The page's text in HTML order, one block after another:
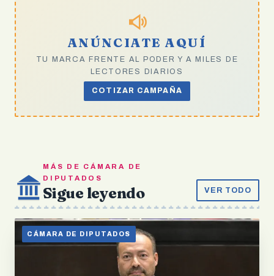
ANÚNCIATE AQUÍ
TU MARCA FRENTE AL PODER Y A MILES DE
LECTORES DIARIOS
COTIZAR CAMPAÑA
MÁS DE CÁMARA DE
DIPUTADOS
Sigue leyendo VER TODO
CÁMARA DE DIPUTADOS